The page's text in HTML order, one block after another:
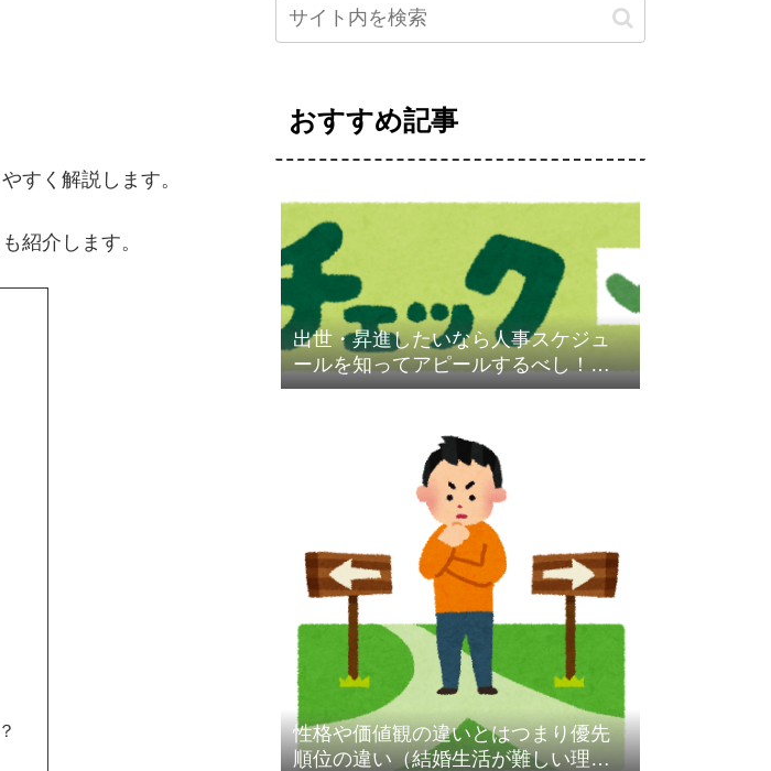
すく解説します。
紹介します。
おすすめ記事
出世・昇進したいなら人事スケジュ
ールを知ってアピールするべし！
【重要】
性格や価値観の違いとはつまり優先
順位の違い（結婚生活が難しい理